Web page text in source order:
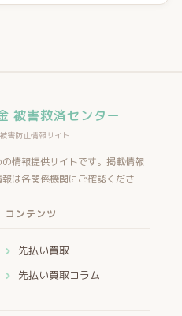
被害救済センター
害防止情報サイト
情報提供サイトです。掲載情報
は各関係機関にご確認くださ
コンテンツ
先払い買取
先払い買取コラム